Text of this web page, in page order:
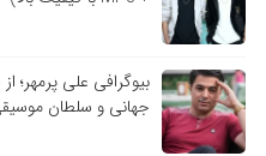
بیوگرافی علی پرمهر؛
جهانی و سلطان